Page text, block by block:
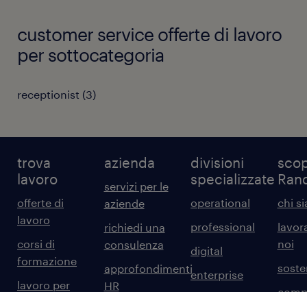
customer service offerte di lavoro
per sottocategoria
receptionist (3)
trova
lavoro
offerte di
lavoro
corsi di
formazione
lavoro per
azienda
servizi per le
aziende
richiedi una
consulenza
approfondimenti
HR
divisioni
specializzate
operational
professional
digital
enterprise
chi
noi